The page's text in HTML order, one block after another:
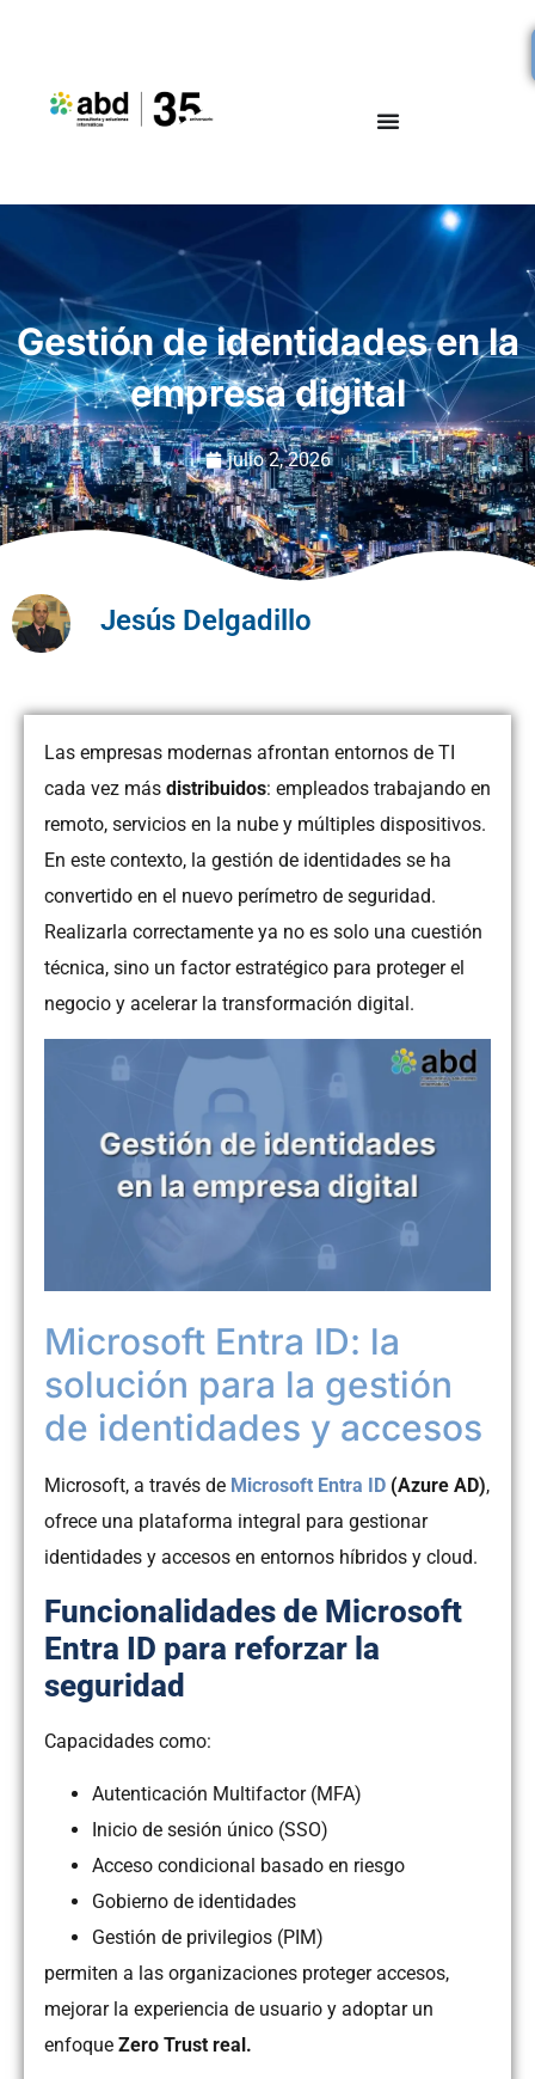
Gestión de identidades en la
empresa digital
julio 2, 2026
Jesús Delgadillo
Las empresas modernas afrontan entornos de TI
cada vez más distribuidos: empleados trabajando en
remoto, servicios en la nube y múltiples dispositivos.
En este contexto, la gestión de identidades se ha
convertido en el nuevo perímetro de seguridad.
Realizarla correctamente ya no es solo una cuestión
técnica, sino un factor estratégico para proteger el
negocio y acelerar la transformación digital.
Microsoft Entra ID: la
solución para la gestión
de identidades y accesos
Microsoft, a través de Microsoft Entra ID (Azure AD),
ofrece una plataforma integral para gestionar
identidades y accesos en entornos híbridos y cloud.
Funcionalidades de Microsoft
Entra ID para reforzar la
seguridad
Capacidades como:
Autenticación Multifactor (MFA)
Inicio de sesión único (SSO)
Acceso condicional basado en riesgo
Gobierno de identidades
Gestión de privilegios (PIM)
permiten a las organizaciones proteger accesos,
mejorar la experiencia de usuario y adoptar un
enfoque Zero Trust real.